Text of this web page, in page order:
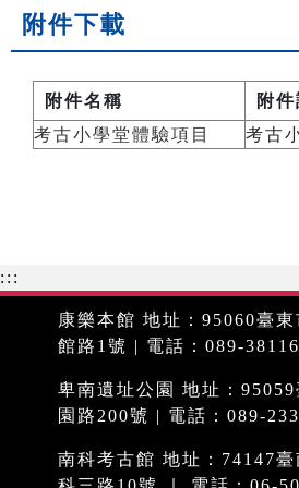
附件下載
附件名稱
附件
考古小學堂體驗項目
考古
:::
康樂本館 地址：95060臺
館路1號 | 電話：089-
卑南遺址公園 地址：
園路200號 | 電話：089-
南科考古館 地址：74147